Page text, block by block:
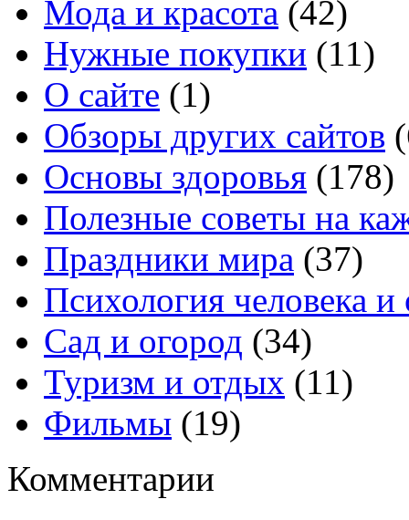
Мода и красота (42)
Нужные покупки (11)
О сайте (1)
Обзоры других сайтов
Основы здоровья (178)
Полезные советы на
Праздники мира (37)
Психология человека
Сад и огород (34)
Туризм и отдых (11)
Фильмы (19)
Комментарии